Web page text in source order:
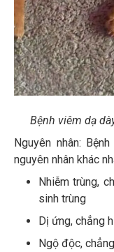
Bệnh viêm dạ
Nguyên nhân:
nguyên nhân khác
Nhiễm trùng,
sinh trùng
Dị ứng, chẳng
Ngộ độc,